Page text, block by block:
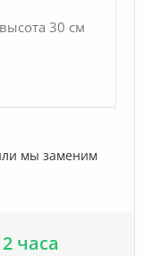
30 см
мы заменим
часа